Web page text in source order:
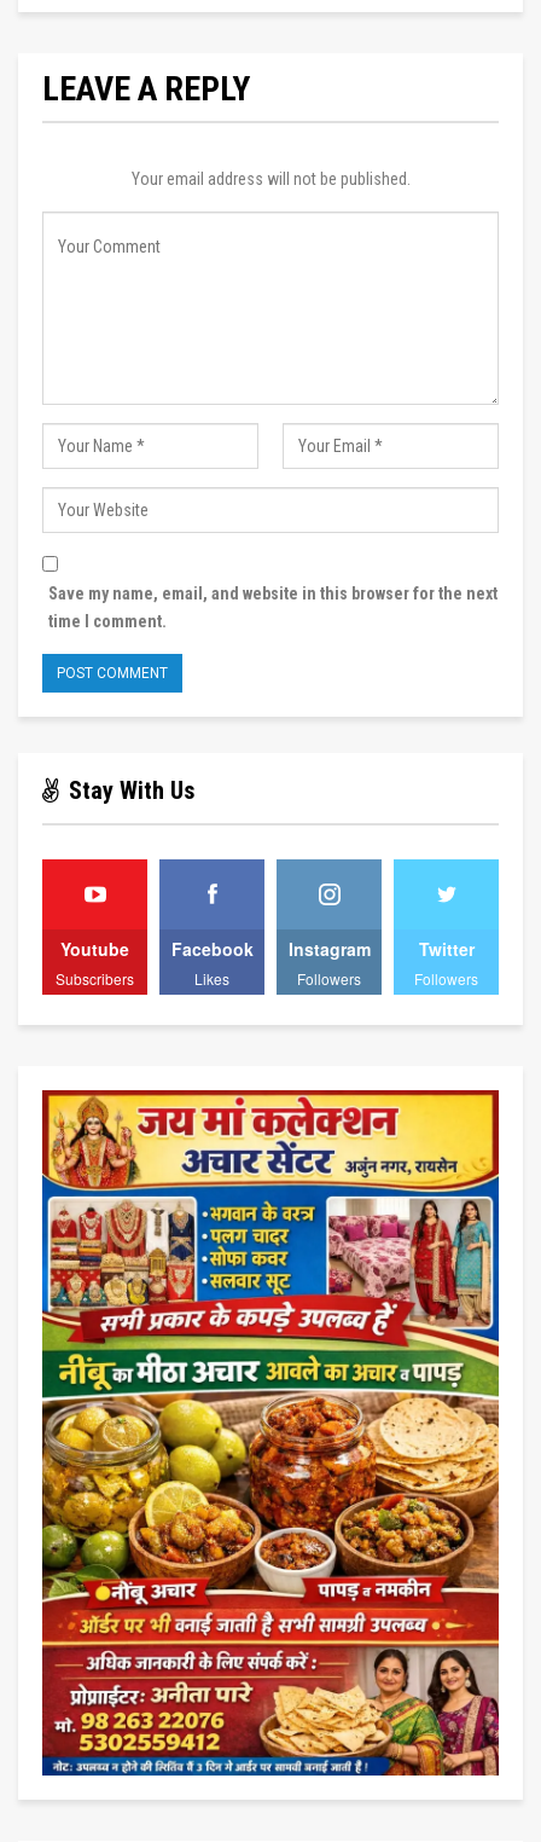
LEAVE A REPLY
Your email address will not be published.
Save my name, email, and website in this browser for the next
time I comment.
Stay With Us
Youtube
Subscribers
Facebook
Likes
Instagram
Followers
Twitter
Followers